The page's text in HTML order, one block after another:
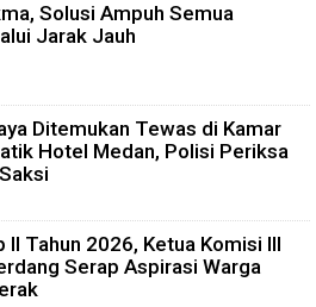
Solusi Ampuh Semua
Jarak Jauh
Ditemukan Tewas di Kamar
Hotel Medan, Polisi Periksa
II Tahun 2026, Ketua Komisi III
Serap Aspirasi Warga